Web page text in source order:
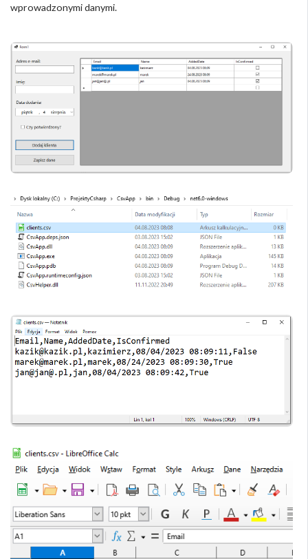
wprowadzonymi danymi.